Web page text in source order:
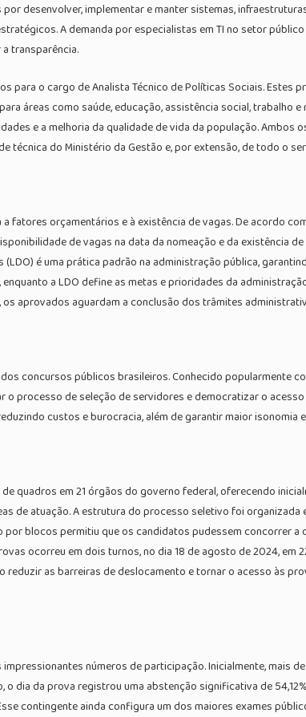
desenvolver, implementar e manter sistemas,
A demanda por especialistas em TI no setor
transparência.
para o cargo de Analista Técnico de Políticas Sociais.
áreas como saúde, educação, assistência social, trabalho
e a melhoria da qualidade de vida da população. Ambos
do Ministério da Gestão e, por extensão, de todo o
orçamentários e à existência de vagas. De acordo
de vagas na data da nomeação e da existência
é uma prática padrão na administração pública,
a LDO define as metas e prioridades da
aprovados aguardam a conclusão dos trâmites
concursos públicos brasileiros. Conhecido popularmente
processo de seleção de servidores e democratizar o
custos e burocracia, além de garantir maior
quadros em 21 órgãos do governo federal, oferecendo
de atuação. A estrutura do processo seletivo foi
blocos permitiu que os candidatos pudessem concorrer
ocorreu em dois turnos, no dia 18 de agosto de 2024,
as barreiras de deslocamento e tornar o acesso às
números de participação. Inicialmente, mais
dia da prova registrou uma abstenção significativa de
contingente ainda configura um dos maiores exames